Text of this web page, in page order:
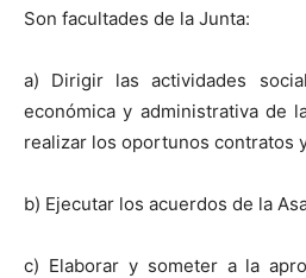
Son facultades de la Junta:
a) Dirigir las actividades
económica y administrativa de
realizar los oportunos contratos
b) Ejecutar los acuerdos de la
c) Elaborar y someter a la